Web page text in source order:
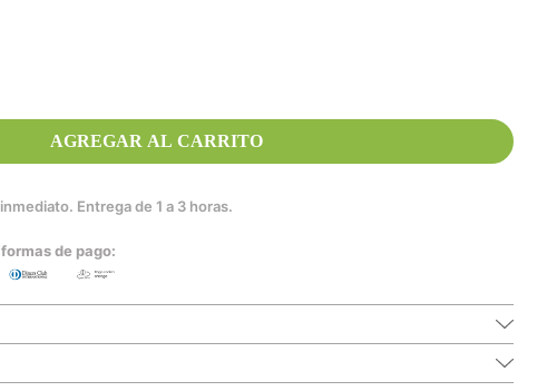
AGREGAR AL CARRITO
Entrega de 1 a 3 horas.
de pago: